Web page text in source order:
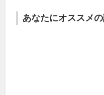
あなたにオススメ